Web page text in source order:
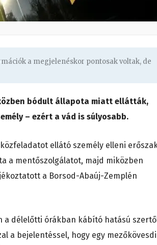
a megjelenéskor pontosak voltak, de
bódult állapota miatt ellátták,
– ezért a vád is súlyosabb.
ellátó személy elleni
a mentőszolgálatot, majd miközben
a Borsod-Abaúj-Zemplén
a délelőtti órákban kábító hatású
a bejelentéssel, hogy egy mezőkövesdi